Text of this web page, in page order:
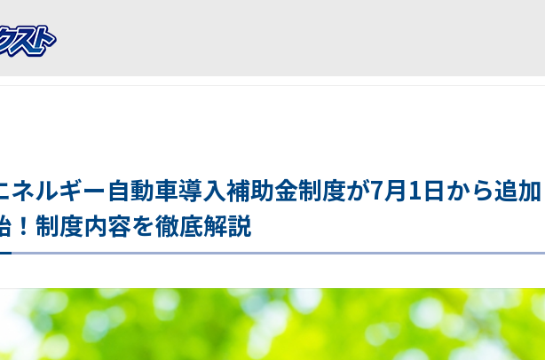
ネルギー自動車導入補助金制度が7月1日から追加
！制度内容を徹底解説